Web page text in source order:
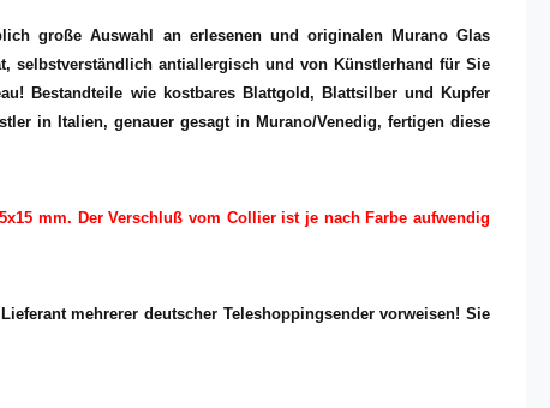
große Auswahl an erlesenen und originalen Murano Glas
selbstverständlich antiallergisch und von Künstlerhand für Sie
Bestandteile wie kostbares Blattgold, Blattsilber und Kupfer
in Italien, genauer gesagt in Murano/Venedig, fertigen diese
mm. Der Verschluß vom Collier ist je nach Farbe aufwendig
mehrerer deutscher Teleshoppingsender vorweisen! Sie